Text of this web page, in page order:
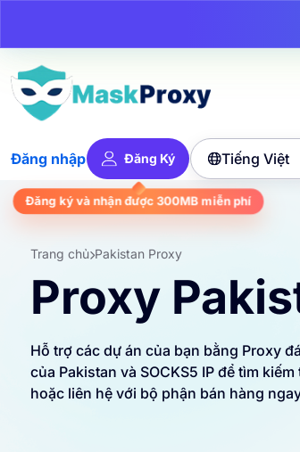
Đăng nhập Đăng Ký
Đăng ký và nhận được 300MB miễn phí
Tiếng Việt
Trang chủ Pakistan Proxy
Proxy
Hỗ trợ các dự án của bạn bằng Proxy
của Pakistan và SOCKS5 IP để tìm
hoặc liên hệ với bộ phận bán hàng